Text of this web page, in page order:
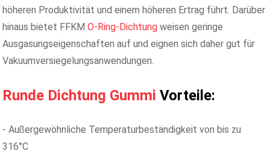
höheren Produktivität und einem höheren Ertrag führt. Darüber
hinaus bietet FFKMO-Ring-Dichtung weisen geringe
Ausgasungseigenschaften auf und eignen sich daher gut für
Vakuumversiegelungsanwendungen.
Runde Dichtung Gummi Vorteile:
- Außergewöhnliche Temperaturbeständigkeit von bis zu
316°C